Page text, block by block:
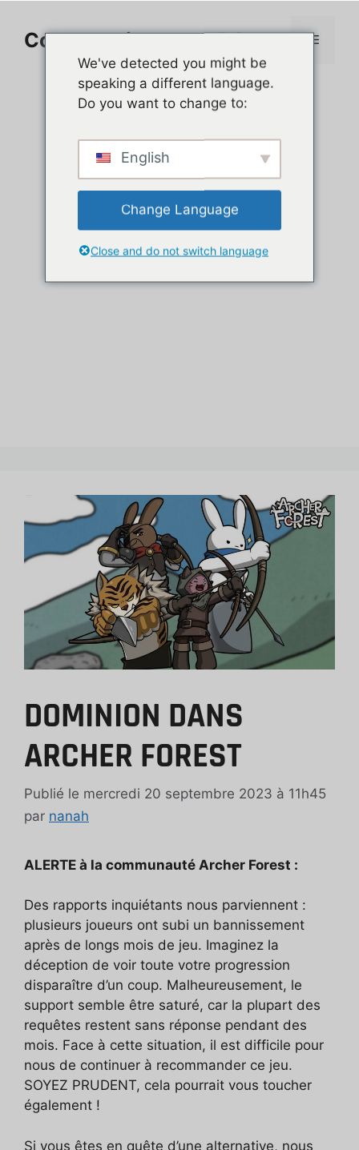
contenuComment jouer sur PC Menu
DOMINION DANS
ARCHER FOREST
Publié le mercredi 20 septembre 2023 à 11h45
par nanah
ALERTE à la communauté Archer Forest :
Des rapports inquiétants nous parviennent :
plusieurs joueurs ont subi un bannissement
après de longs mois de jeu. Imaginez la
déception de voir toute votre progression
disparaître d’un coup. Malheureusement, le
support semble être saturé, car la plupart des
requêtes restent sans réponse pendant des
mois. Face à cette situation, il est difficile pour
nous de continuer à recommander ce jeu.
SOYEZ PRUDENT, cela pourrait vous toucher
également !
Si vous êtes en quête d’une alternative, nous
We've detected you might be
speaking a different language.
Do you want to change to:
English
Change Language
Close and do not switch language